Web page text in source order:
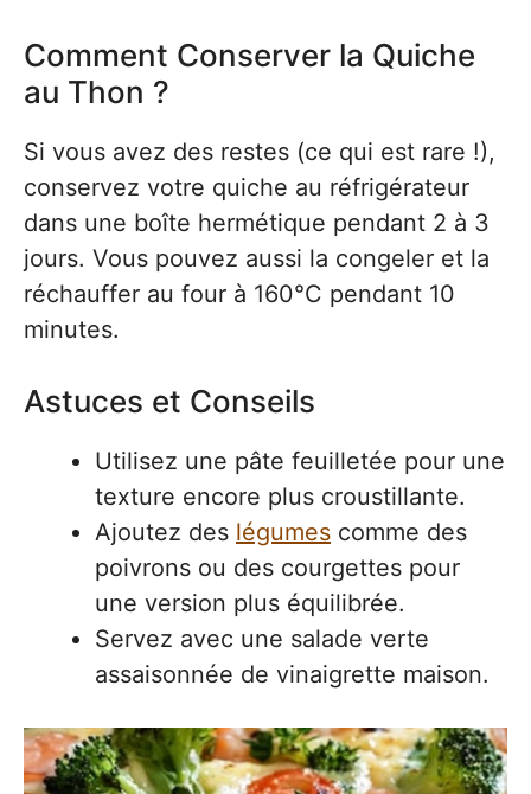
Comment Conserver la Quiche
au Thon ?
Si vous avez des restes (ce qui est rare !),
conservez votre quiche au réfrigérateur
dans une boîte hermétique pendant 2 à 3
jours. Vous pouvez aussi la congeler et la
réchauffer au four à 160°C pendant 10
minutes.
Astuces et Conseils
Utilisez une pâte feuilletée pour une
texture encore plus croustillante.
Ajoutez des légumes comme des
poivrons ou des courgettes pour
une version plus équilibrée.
Servez avec une salade verte
assaisonnée de vinaigrette maison.